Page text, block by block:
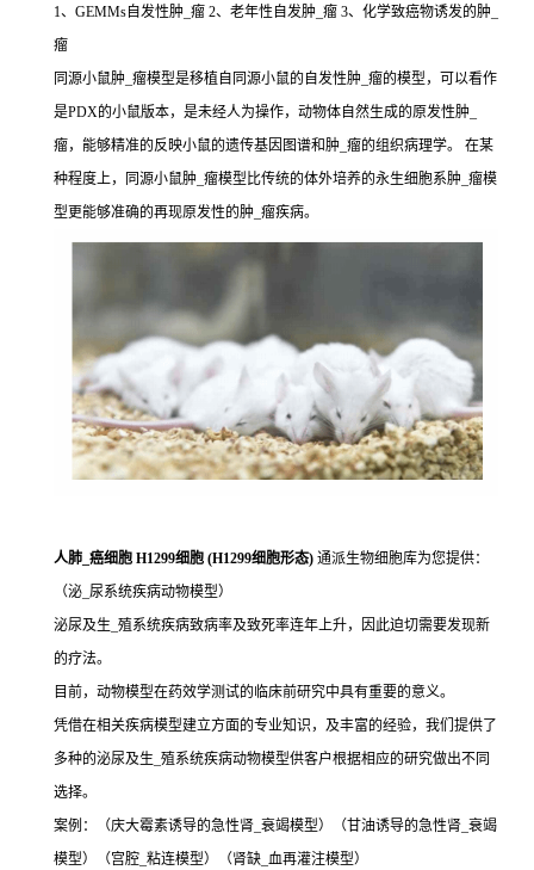
1、GEMMs自发性肿_瘤 2、老年性自发肿_瘤 3、化学致癌物诱发的肿_
瘤
同源小鼠肿_瘤模型是移植自同源小鼠的自发性肿_瘤的模型，可以看作
是PDX的小鼠版本，是未经人为操作，动物体自然生成的原发性肿_
瘤，能够精准的反映小鼠的遗传基因图谱和肿_瘤的组织病理学。 在某
种程度上，同源小鼠肿_瘤模型比传统的体外培养的永生细胞系肿_瘤模
型更能够准确的再现原发性的肿_瘤疾病。
人肺_癌细胞 H1299细胞 (H1299细胞形态) 通派生物细胞库为您提供：
（泌_尿系统疾病动物模型）
泌尿及生_殖系统疾病致病率及致死率连年上升，因此迫切需要发现新
的疗法。
目前，动物模型在药效学测试的临床前研究中具有重要的意义。
凭借在相关疾病模型建立方面的专业知识，及丰富的经验，我们提供了
多种的泌尿及生_殖系统疾病动物模型供客户根据相应的研究做出不同
选择。
案例：（庆大霉素诱导的急性肾_衰竭模型）（甘油诱导的急性肾_衰竭
模型）（宫腔_粘连模型）（肾缺_血再灌注模型）